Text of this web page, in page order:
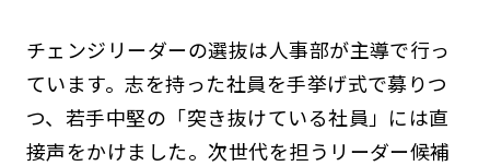
チェンジリーダーの選抜は人事部が主導で行っ
ています。志を持った社員を手挙げ式で募りつ
つ、若手中堅の「突き抜けている社員」には直
接声をかけました。次世代を担うリーダー候補